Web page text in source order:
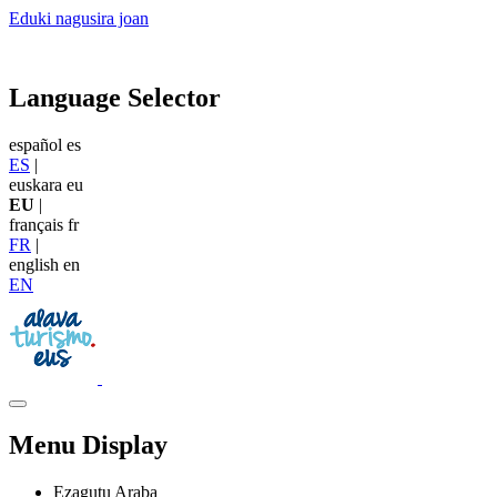
Eduki nagusira joan
Language Selector
español es
ES |
euskara eu
EU |
français fr
FR |
english en
EN
Menu Display
Ezagutu Araba